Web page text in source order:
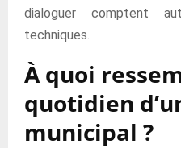
dialoguer comptent
techniques.
À quoi
quotidien
municipal ?